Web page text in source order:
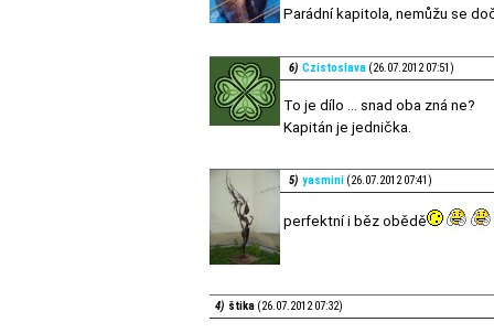
Parádní kapitola, nemůžu se
6) Czistoslava (26.07.2012 07:51)
To je dílo ... snad oba zná ne?
Kapitán je jednička.
5) yasmini (26.07.2012 07:41)
perfektní i běz obědě
4) štika (26.07.2012 07:32)